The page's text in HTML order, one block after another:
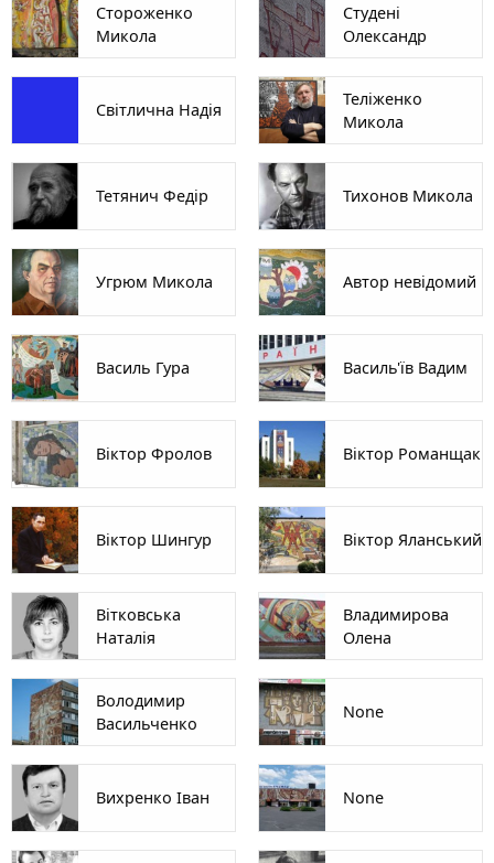
Стороженко
Микола
Студені
Олександр
Світлична Надія
Теліженко
Микола
Тетянич Федір Тихонов Микола
Угрюм Микола Автор невідомий
Василь Гура Василь'їв Вадим
Віктор Фролов Віктор Романщак
Віктор Шингур Віктор Яланський
Вітковська
Наталія
Владимирова
Олена
Володимир
Васильченко
None
Вихренко Іван None